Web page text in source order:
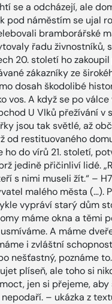
se a odcházejí, ale
pod náměstím se ujal
bramborářské
řadu živnostníků,
20. století ho
zákazníky ze
dosah škodolibé
vos. A když se po
U Vlků přežívání v
jsou tak světlé, až
od restituovaného
do vírů 21. století,
jedině přičinliví lidé.
s nimi museli žít.“ –
malého města (…).
vypráví starý dům
máme okna a těmi
A máme
i zvláštní
nešťastný, poznáme
plíseň, ale toho si
jen si přejeme,
– ukázka z